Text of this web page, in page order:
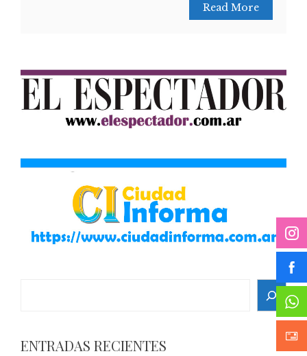
Read More
ENTRADAS RECIENTES